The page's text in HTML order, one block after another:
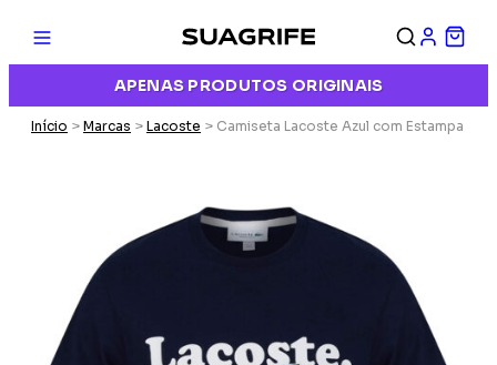
APENAS PRODUTOS ORIGINAIS
Início > Marcas > Lacoste > Camiseta Lacoste Azul com Estampa